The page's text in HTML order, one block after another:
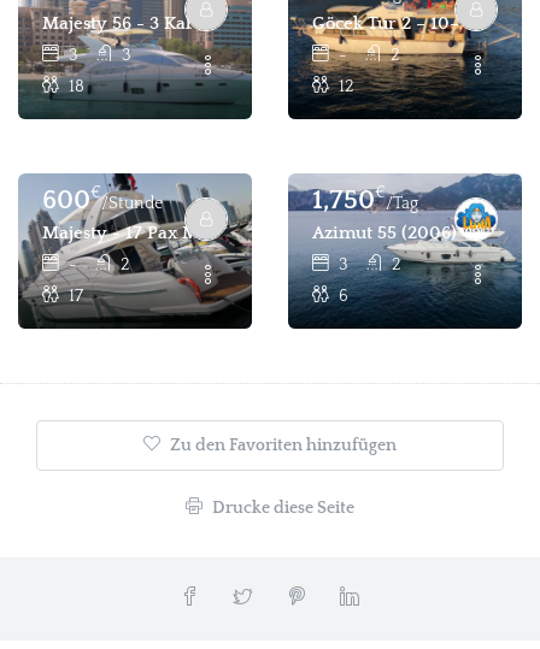
Majesty 56 - 3 Kabinen 18 Pax Täglicher Und Stündlicher
3
3
18
Göcek Tur 2 – 10–12
-
2
12
600€
/Stunde
Majesty - 17 Pax Motoryacht Für Stunden- Und
-
2
17
1,750€
/Tag
Azimut 55 (2006) - 3
3
2
6
Zu den Favoriten hinzufügen
Drucke diese Seite